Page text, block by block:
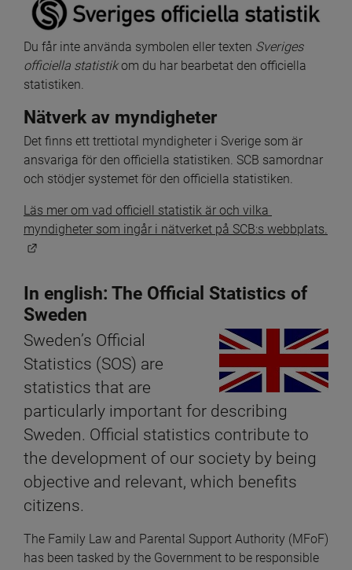
Du får inte använda symbolen eller texten Sveriges
officiella statistik om du har bearbetat den officiella
statistiken.
Nätverk av myndigheter
Det finns ett trettiotal myndigheter i Sverige som är
ansvariga för den officiella statistiken. SCB samordnar
och stödjer systemet för den officiella statistiken.
Läs mer om vad officiell statistik är och vilka
myndigheter som ingår i nätverket på SCB:s webbplats.
In english: The Official Statistics of
Sweden
Sweden’s Official
Statistics (SOS) are
statistics that are
particularly important for describing
Sweden. Official statistics contribute to
the development of our society by being
objective and relevant, which benefits
citizens.
The Family Law and Parental Support Authority (MFoF)
has been tasked by the Government to be responsible